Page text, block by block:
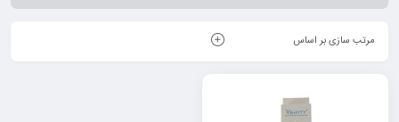
مرتب سازی بر اساس